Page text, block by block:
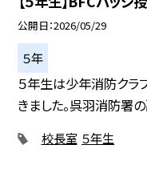
公開日 2026/05/29
５年
５年生は少年消防クラ
きました。呉羽消防署
校長室 ５年生